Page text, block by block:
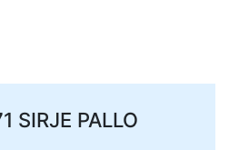
SIRJE PALLO